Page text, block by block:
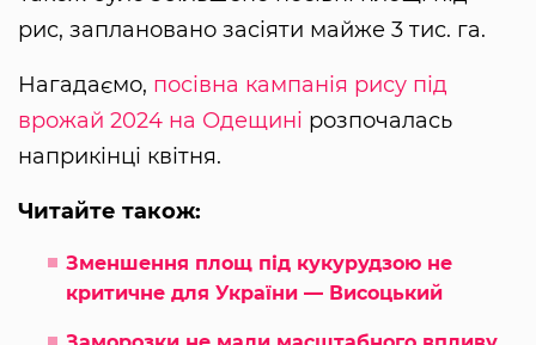
рис, заплановано засіяти майже 3 тис. га.
Нагадаємо, посівна кампанія рису під
врожай 2024 на Одещині розпочалась
наприкінці квітня.
Читайте також:
Зменшення площ під кукурудзою не
критичне для України — Висоцький